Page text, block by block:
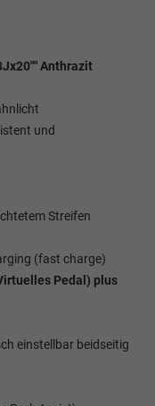
Anthrazit
und
Streifen
(fast charge)
Pedal) plus
einstellbar beidseitig